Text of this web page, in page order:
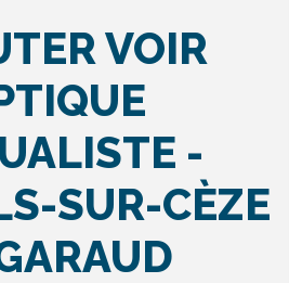
VOIR
-
SUR-CÈZE